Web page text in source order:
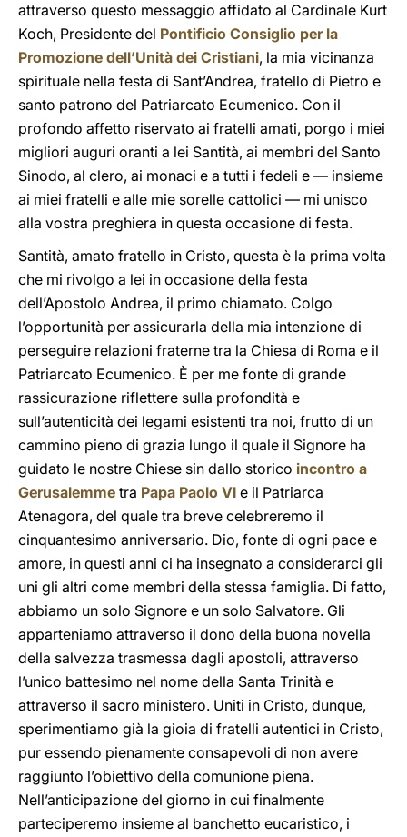
attraverso questo messaggio affidato al Cardinale Kurt
Koch, Presidente del Pontificio Consiglio per la
Promozione dell’Unità dei Cristiani, la mia vicinanza
spirituale nella festa di Sant’Andrea, fratello di Pietro e
santo patrono del Patriarcato Ecumenico. Con il
profondo affetto riservato ai fratelli amati, porgo i miei
migliori auguri oranti a lei Santità, ai membri del Santo
Sinodo, al clero, ai monaci e a tutti i fedeli e — insieme
ai miei fratelli e alle mie sorelle cattolici — mi unisco
alla vostra preghiera in questa occasione di festa.
Santità, amato fratello in Cristo, questa è la prima volta
che mi rivolgo a lei in occasione della festa
dell’Apostolo Andrea, il primo chiamato. Colgo
l’opportunità per assicurarla della mia intenzione di
perseguire relazioni fraterne tra la Chiesa di Roma e il
Patriarcato Ecumenico. È per me fonte di grande
rassicurazione riflettere sulla profondità e
sull’autenticità dei legami esistenti tra noi, frutto di un
cammino pieno di grazia lungo il quale il Signore ha
guidato le nostre Chiese sin dallo storico incontro a
Gerusalemme tra Papa Paolo VI e il Patriarca
Atenagora, del quale tra breve celebreremo il
cinquantesimo anniversario. Dio, fonte di ogni pace e
amore, in questi anni ci ha insegnato a considerarci gli
uni gli altri come membri della stessa famiglia. Di fatto,
abbiamo un solo Signore e un solo Salvatore. Gli
apparteniamo attraverso il dono della buona novella
della salvezza trasmessa dagli apostoli, attraverso
l’unico battesimo nel nome della Santa Trinità e
attraverso il sacro ministero. Uniti in Cristo, dunque,
sperimentiamo già la gioia di fratelli autentici in Cristo,
pur essendo pienamente consapevoli di non avere
raggiunto l’obiettivo della comunione piena.
Nell’anticipazione del giorno in cui finalmente
parteciperemo insieme al banchetto eucaristico, i